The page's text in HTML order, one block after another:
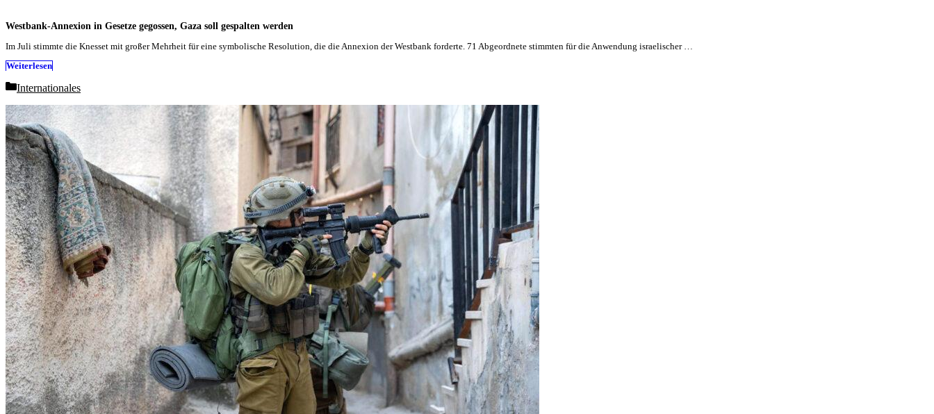
Westbank-Annexion in Gesetze gegossen, Gaza soll gespalten werden
Im Juli stimmte die Knesset mit großer Mehrheit für eine symbolische Resolution, die die Annexion der Westbank forderte. 71 Abgeordnete stimmten für die Anwendung israelischer …
Weiterlesen
Categories
Internationales